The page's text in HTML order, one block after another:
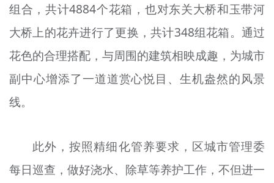
组合，共计4884个花箱，也对东关大桥和玉带河
大桥上的花卉进行了更换，共计348组花箱。通过
花色的合理搭配，与周围的建筑相映成趣，为城市
副中心增添了一道道赏心悦目、生机盎然的风景
线。
此外，按照精细化管养要求，区城市管理委
每日巡查，做好浇水、除草等养护工作，不但进一